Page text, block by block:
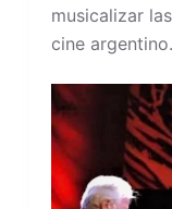
musicalizar
cine argentino.